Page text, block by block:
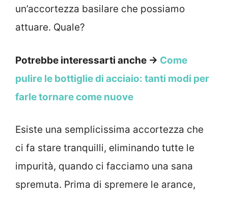
un’accortezza basilare che possiamo
attuare. Quale?
Potrebbe interessarti anche → Come
pulire le bottiglie di acciaio: tanti modi per
farle tornare come nuove
Esiste una semplicissima accortezza che
ci fa stare tranquilli, eliminando tutte le
impurità, quando ci facciamo una sana
spremuta. Prima di spremere le arance,